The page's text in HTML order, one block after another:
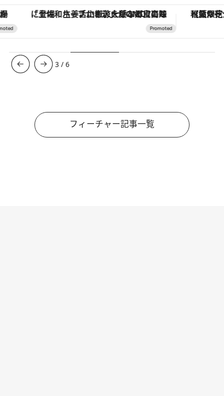
「土佐和ハーブかき氷」がOMO7高知に登場！生姜、山椒、大葉など目にも舌にも涼を呼ぶ郷土の味 【夏限定ディナーコース】旬
3 /6
フィーチャー記事一覧